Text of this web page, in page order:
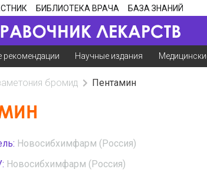
БИБЛИОТЕКА ВРАЧА БАЗА ЗНАНИЙ
рекомендации Научные издания
бромид Пентамин
Новосибхимфарм (Россия)
Новосибхимфарм (Россия)